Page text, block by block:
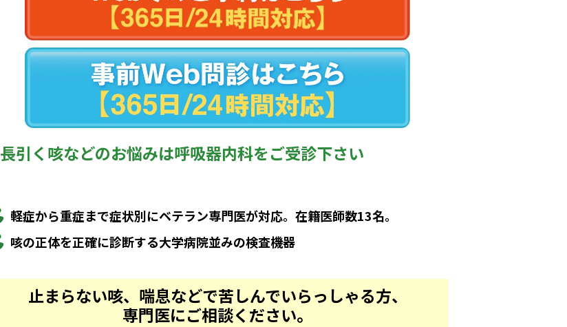
長引く咳などのお悩みは呼吸器内科をご受診下さい
軽症から重症まで症状別にベテラン専門医が対応。在籍医師数13名。
咳の正体を正確に診断する大学病院並みの検査機器
止まらない咳、喘息などで苦しんでいらっしゃる方、
専門医にご相談ください。